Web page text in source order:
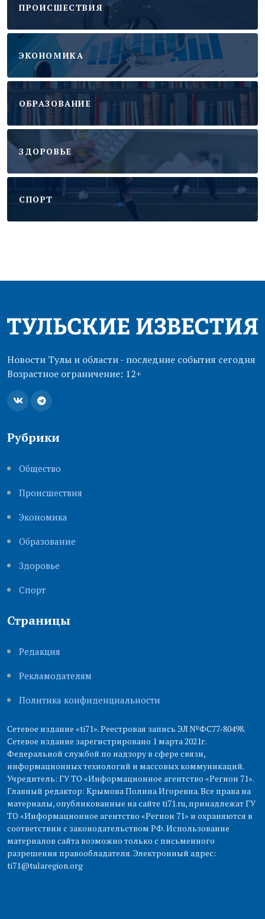
ПРОИСШЕСТВИЯ
ЭКОНОМИКА
ОБРАЗОВАНИЕ
ЗДОРОВЬЕ
CПОРТ
Новости Тулы и области - последние события сегодня
Возрастное ограничение: 12+
Рубрики
Общество
Происшествия
Экономика
Образование
Здоровье
Cпорт
Страницы
Редакция
Рекламодателям
Политика конфиденциальности
Сетевое издание «ti71». Реестровая запись ЭЛ №ФС77-80498.
Сетевое издание зарегистрировано 1 марта 2021г.
Федеральной службой по надзору в сфере связи,
информационных технологий и массовых коммуникаций.
Учредитель: ГУ ТО «Информационное агентство «Регион 71».
Главный редактор: Крымова Полина Игоревна. Все права на
материалы, опубликованные на сайте ti71.ru, принадлежат ГУ
ТО «Информационное агентство «Регион 71» и охраняются в
соответствии с законодательством РФ. Использование
материалов сайта возможно только с письменного
разрешения правообладателя. Электронный адрес:
ti71@tularegion.org